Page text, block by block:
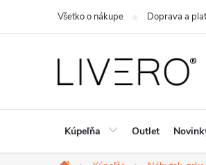
Všetko o nákupe Doprava a
Kúpeľňa Outlet